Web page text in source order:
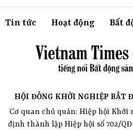
Tin tức Hoạt động Bất
HỘI ĐỒNG KHỞI NGHIỆP BẤT
Cơ quan chủ quản: Hiệp hội Khởi
định thành lập Hiệp hội số 702/